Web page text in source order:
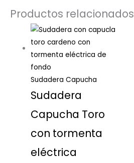
Productos relacionados
Sudadera Capucha
Sudadera
Capucha Toro
con tormenta
eléctrica